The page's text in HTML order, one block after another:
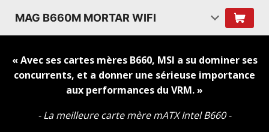
MAG B660M MORTAR WIFI
« Avec ses cartes mères B660, MSI a su dominer ses
concurrents, et a donner une sérieuse importance
aux performances du VRM. »
- La meilleure carte mère mATX Intel B660 -